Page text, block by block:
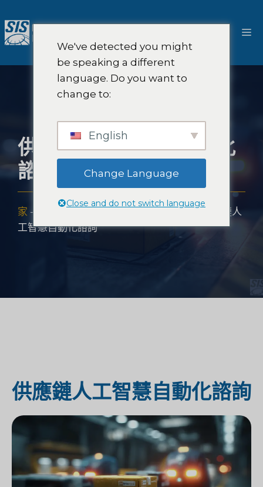
至
內
選
供應鏈人工智慧自動化
諮詢
家 - 人工智慧市場研究與策略 -
供應鏈人
工智慧自動化諮詢
供應鏈人工智慧自動化諮詢
We've detected you might
be speaking a different
language. Do you want to
change to:
English
Change Language
Close and do not switch language